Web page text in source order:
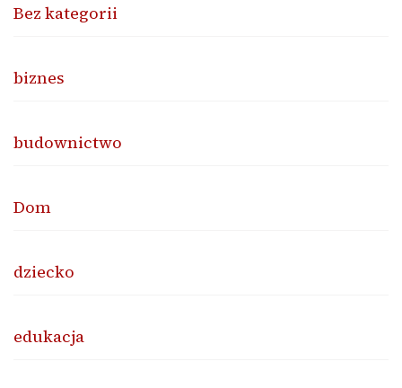
Bez kategorii
biznes
budownictwo
Dom
dziecko
edukacja